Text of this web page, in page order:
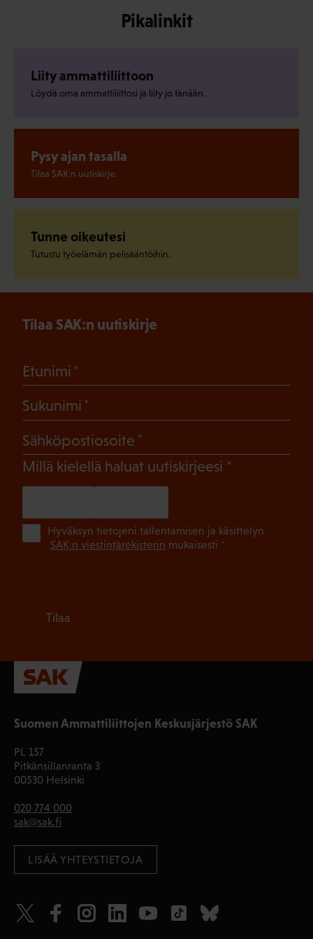
Pikalinkit
Liity ammattiliittoon
Löydä oma ammattiliittosi ja liity jo tänään.
Pysy ajan tasalla
Tilaa SAK:n uutiskirje.
Tunne oikeutesi
Tutustu työelämän pelisääntöihin.
Suomen Ammattiliittojen Keskusjärjestö SAK
PL 157
Pitkänsillanranta 3
00530 Helsinki
020 774 000
sak@sak.fi
LISÄÄ YHTEYSTIETOJA
Tilaa SAK:n uutiskirje
Etunimi
Sukunimi
Sähköpostiosoite
Millä kielellä haluat uutiskirjeesi (Pakollinen)
Hyväksyn tietojeni tallentamisen ja käsittelyn
SAK:n viestintärekisterin mukaisesti *
Tilaa